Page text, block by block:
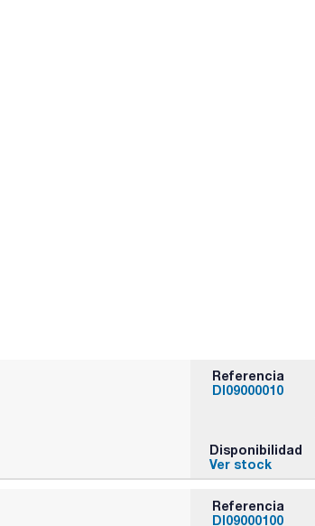
Referencia
DI09000010
Disponibilidad
Ver stock
Referencia
DI09000100